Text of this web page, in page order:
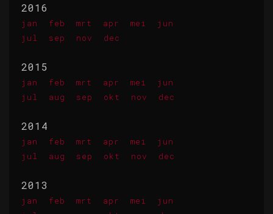
2016
jan feb mrt apr mei
jun
jul
sep nov dec
2015
jan feb mrt apr mei
jun
jul
aug sep okt nov dec
2014
jan feb mrt apr mei
jun
jul
aug sep okt nov dec
2013
jan feb mrt apr mei
jun